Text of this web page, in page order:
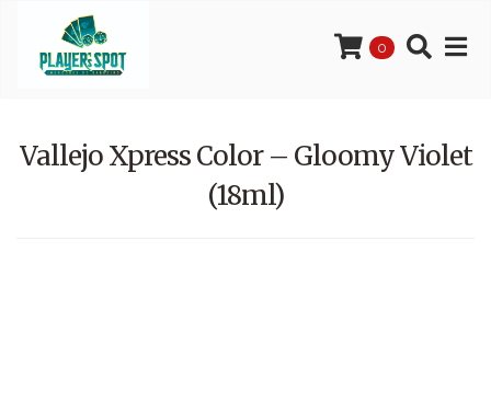
0
Vallejo Xpress Color – Gloomy Violet
(18ml)